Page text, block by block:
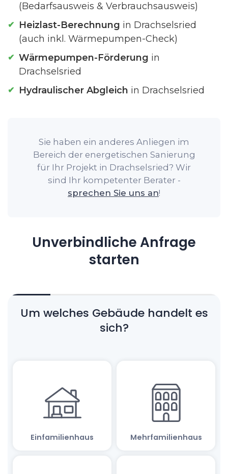
(Bedarfsausweis & Verbrauchsausweis)
Heizlast-Berechnung in Drachselsried
(auch inkl. Wärmepumpen-Check)
Wärmepumpen-Förderung in
Drachselsried
Hydraulischer Abgleich in Drachselsried
Sie haben ein anderes Anliegen im
Bereich der energetischen Sanierung
für Ihr Projekt in Drachselsried? Wir
sind Ihr kompetenter Berater -
sprechen Sie uns an!
Unverbindliche Anfrage
starten